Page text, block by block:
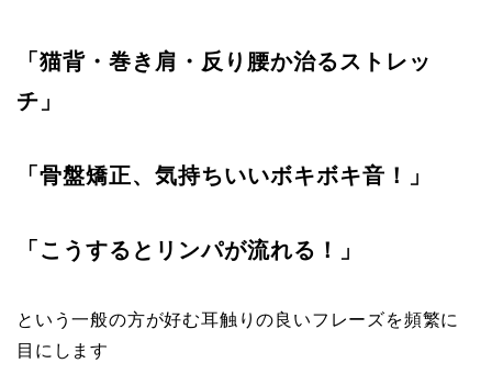
「猫背・巻き肩・反り腰か治るストレッ
チ」
「骨盤矯正、気持ちいいボキボキ音！」
「こうするとリンパが流れる！」
という一般の方が好む耳触りの良いフレーズを頻繁に
目にします